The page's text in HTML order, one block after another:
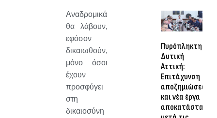
Αναδρομικά
θα λάβουν,
εφόσον
δικαιωθούν,
μόνο όσοι
έχουν
προσφύγει
στη
δικαιοσύνη
Πυρόπληκτη
Δυτική
Αττική:
Επιτάχυνση
αποζημιώσεων
και νέα έργα
αποκατάστασης